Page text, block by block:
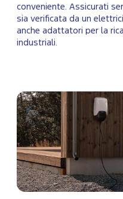
conveniente. Assicurati
sia verificata da un
anche adattatori per la
industriali.